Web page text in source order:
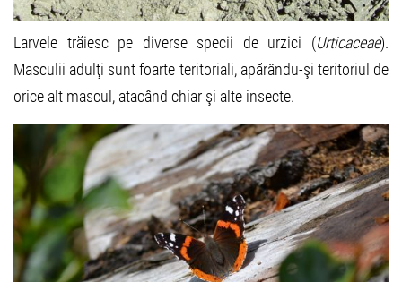
Larvele trăiesc pe diverse specii de urzici (Urticaceae).
Masculii adulţi sunt foarte teritoriali, apărându-şi teritoriul de
orice alt mascul, atacând chiar şi alte insecte.